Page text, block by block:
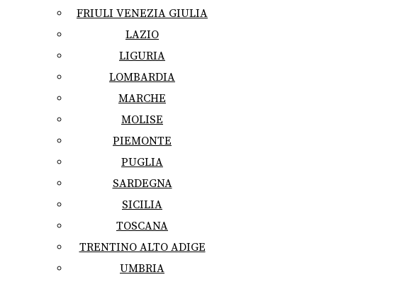
FRIULI VENEZIA GIULIA
LAZIO
LIGURIA
LOMBARDIA
MARCHE
MOLISE
PIEMONTE
PUGLIA
SARDEGNA
SICILIA
TOSCANA
TRENTINO ALTO ADIGE
UMBRIA